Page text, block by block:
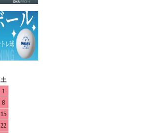
土
1
8
15
22